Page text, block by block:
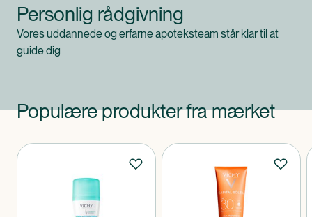
Personlig rådgivning
Vores uddannede og erfarne apoteksteam står klar til at
guide dig
Populære produkter fra mærket
Produkter